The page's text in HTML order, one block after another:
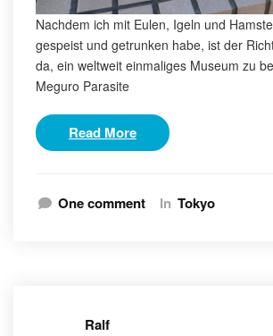
Nachdem ich mit Eulen, Igeln und
gespeist und getrunken habe, ist der
da, ein weltweit einmaliges Museum zu
Meguro Parasite
Read More
One comment In Tokyo
Ralf